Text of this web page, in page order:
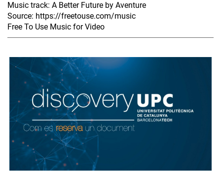
Music track: A Better Future by Aventure
Source: https://freetouse.com/music
Free To Use Music for Video